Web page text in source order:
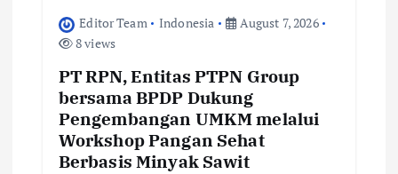
Editor Team Indonesia
August 7, 2026
8 views
PT RPN, Entitas PTPN Group
bersama BPDP Dukung
Pengembangan UMKM melalui
Workshop Pangan Sehat
Berbasis Minyak Sawit